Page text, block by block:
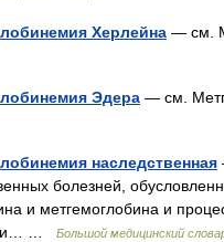
Херлейна — см.
Эдера — см.
наследственная
болезней,
и метгемоглобина и
…
Большой медицинский